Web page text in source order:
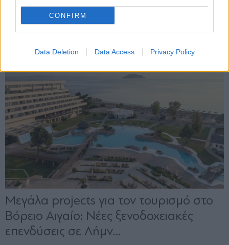
CONFIRM
Data Deletion Data Access Privacy Policy